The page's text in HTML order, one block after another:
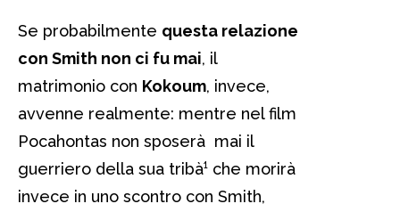
Se probabilmente questa relazione
con Smith non ci fu mai, il
matrimonio con Kokoum, invece,
avvenne realmente: mentre nel film
Pocahontas non sposerà mai il
guerriero della sua tribà¹ che morirà
invece in uno scontro con Smith,